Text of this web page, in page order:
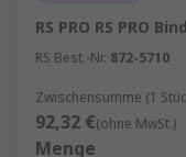
RS PRO RS PRO
RS Best.-Nr. 872-5710
Zwischensumme (1
92,32 €(ohne MwSt.)
Menge